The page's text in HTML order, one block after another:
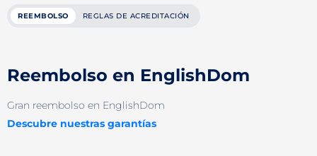
REEMBOLSO REGLAS DE ACREDITACIÓN
Reembolso en EnglishDom
Gran reembolso en EnglishDom
Descubre nuestras garantías